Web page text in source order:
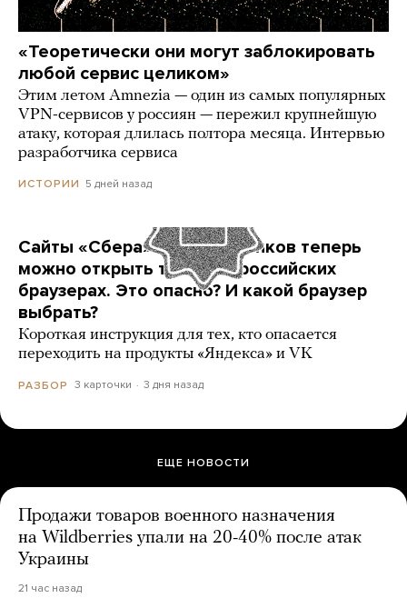
«Теоретически они могут заблокировать
любой сервис целиком»
Этим летом Amnezia — один из самых популярных
VPN-сервисов у россиян — пережил крупнейшую
атаку, которая длилась полтора месяца. Интервью
разработчика сервиса
ИСТОРИИ 5 дней назад
Сайты «Сбера» и других банков теперь
можно открыть только в российских
браузерах. Это опасно? И какой браузер
выбрать?
Короткая инструкция для тех, кто опасается
переходить на продукты «Яндекса» и VK
РАЗБОР 3 карточки 3 дня назад
ЕЩЕ НОВОСТИ
Продажи товаров военного назначения
на Wildberries упали на 20-40% после атак
Украины
21 час назад